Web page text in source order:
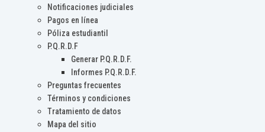
Notificaciones judiciales
Pagos en línea
Póliza estudiantil
P.Q.R.D.F
Generar P.Q.R.D.F.
Informes P.Q.R.D.F.
Preguntas frecuentes
Términos y condiciones
Tratamiento de datos
Mapa del sitio